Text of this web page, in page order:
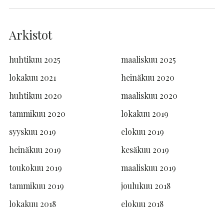
Arkistot
huhtikuu 2025
maaliskuu 2025
lokakuu 2021
heinäkuu 2020
huhtikuu 2020
maaliskuu 2020
tammikuu 2020
lokakuu 2019
syyskuu 2019
elokuu 2019
heinäkuu 2019
kesäkuu 2019
toukokuu 2019
maaliskuu 2019
tammikuu 2019
joulukuu 2018
lokakuu 2018
elokuu 2018